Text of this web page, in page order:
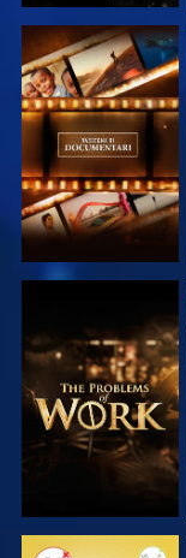
ESPLORA LE
SERIE
ESPLORA LE
SERIE